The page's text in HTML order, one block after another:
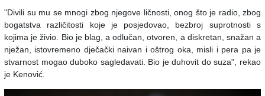
"Divili su mu se mnogi zbog njegove ličnosti, onog što je radio, zbog
bogatstva različitosti koje je posjedovao, bezbroj suprotnosti s
kojima je živio. Bio je blag, a odlučan, otvoren, a diskretan, snažan a
nježan, istovremeno dječački naivan i oštrog oka, misli i pera pa je
stvarnost mogao duboko sagledavati. Bio je duhovit do suza", rekao
je Kenović.